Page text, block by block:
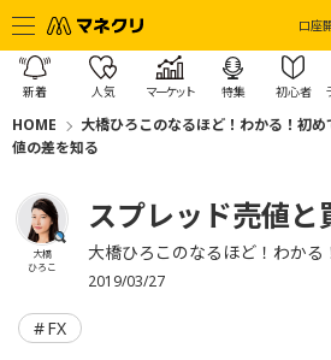
口座
新着 人気 マーケット 特集 初心者
HOME 大橋ひろこのなるほど！わかる！初め
値の差を知る
大橋
ひろこ
スプレッド――売値
大橋ひろこのなるほど！わかる
2019/03/27
FX